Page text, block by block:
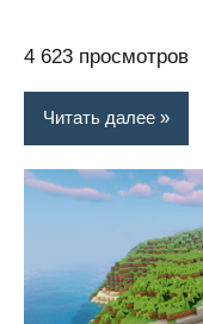
4 623 просмотров
Читать далее